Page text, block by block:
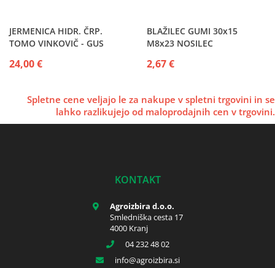
JERMENICA HIDR. ČRP.
TOMO VINKOVIČ - GUS
24,00 €
BLAŽILEC GUMI 30x15
M8x23 NOSILEC
419-420-521-522-
2,67 €
Spletne cene veljajo le za nakupe v spletni trgovini in se
lahko razlikujejo od maloprodajnih cen v trgovini.
KONTAKT
Agroizbira d.o.o.
Smledniška cesta 17
4000 Kranj
04 232 48 02
info
agroizbira.si